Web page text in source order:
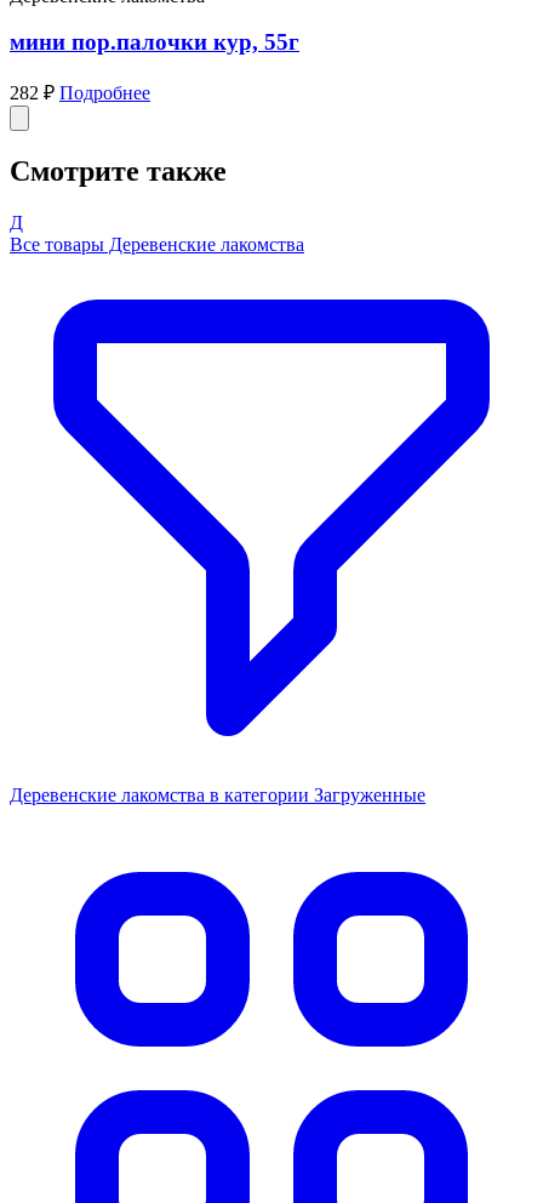
мини пор.палочки кур, 55г
282 ₽ Подробнее
Смотрите также
Д
Все товары Деревенские лакомства
Деревенские лакомства в категории Загруженные